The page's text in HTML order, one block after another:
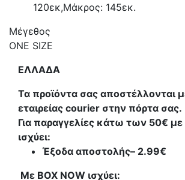
120εκ,Μάκρος: 145εκ.
Μέγεθος
ONE SIZE
ΕΛΛΑΔΑ
Τα προϊόντα σας αποστέλλονται
εταιρείας courier στην πόρτα σας.
Για παραγγελίες κάτω των 50€ με
ισχύει:
Έξοδα αποστολής– 2.99€
Με BOX NOW ισχύει: